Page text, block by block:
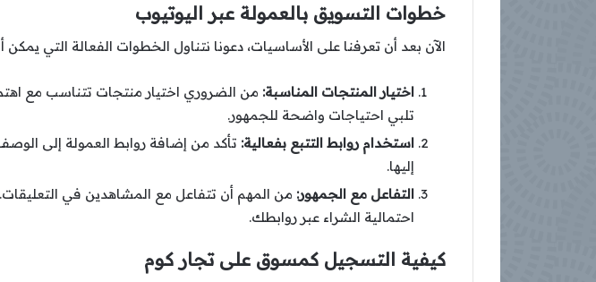
خطوات التسويق بالعمولة عبر اليوتيوب
الآن بعد أن تعرفنا على الأساسيات، دعونا نتناول الخطوات الفعالة التي
اختيار المنتجات المناسبة: من الضروري اختيار منتجات تتناسب مع
تلبي احتياجات واضحة للجمهور.
استخدام روابط التتبع بفعالية: تأكد من إضافة روابط العمولة إلى
إليها.
التفاعل مع الجمهور: من المهم أن تتفاعل مع المشاهدين في التعليقات.
احتمالية الشراء عبر روابطك.
كيفية التسجيل كمسوق على تجار كوم